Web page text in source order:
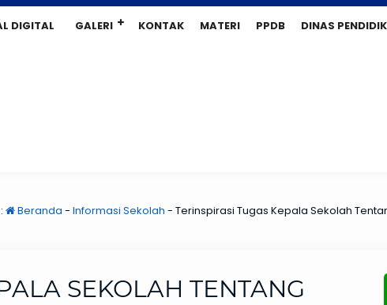
DIGITAL GALERI KONTAK MATERI PPDB DINAS
Beranda - Informasi Sekolah - Terinspirasi Tugas Kepala Sekolah
SEKOLAH TENTANG